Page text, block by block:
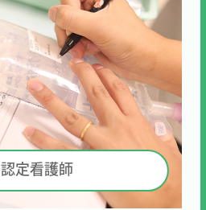
認定看護師